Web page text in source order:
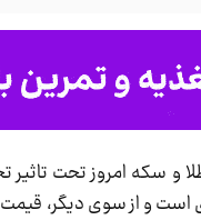
و سکه امروز تحت